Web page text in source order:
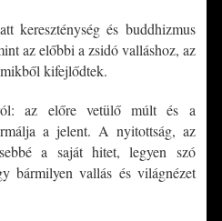
kereszténység és buddhizmus
az előbbi a zsidó valláshoz, az
kifejlődtek.
az előre vetülő múlt és a
a jelent. A nyitottság, az
a saját hitet, legyen szó
bármilyen vallás és világnézet